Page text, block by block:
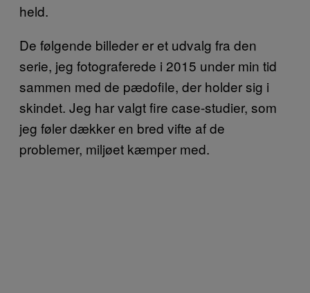
held.
De følgende billeder er et udvalg fra den
serie, jeg fotograferede i 2015 under min tid
sammen med de pædofile, der holder sig i
skindet. Jeg har valgt fire case-studier, som
jeg føler dækker en bred vifte af de
problemer, miljøet kæmper med.